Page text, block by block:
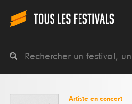
Artiste en concert